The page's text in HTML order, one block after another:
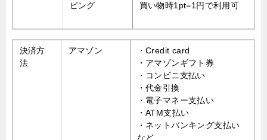
ピング
買い物時1pt=1円で利用可
決済方
法
アマゾン
・Credit card
・アマゾンギフト券
・コンビニ支払い
・代金引換
・電子マネー支払い
・ATM支払い
・ネットバンキング支払い
など